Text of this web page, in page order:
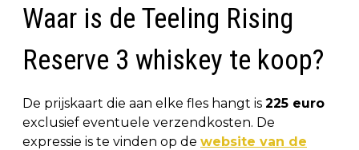
Waar is de Teeling Rising
Reserve 3 whiskey te koop?
De prijskaart die aan elke fles hangt is 225 euro
exclusief eventuele verzendkosten. De
expressie is te vinden op de website van de